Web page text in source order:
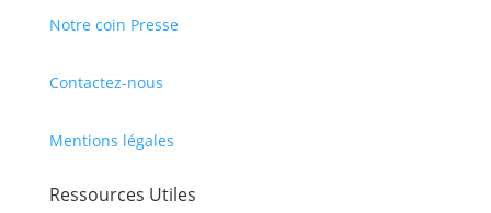
Notre coin Presse
Contactez-nous
Mentions légales
Ressources Utiles